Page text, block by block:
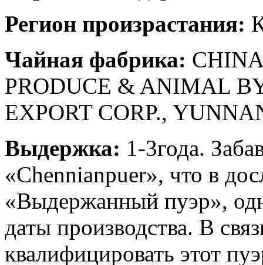
Регион произрастания:
Чайная фабрика:
PRODUCE & ANIMAL
EXPORT CORP.,
Выдержка: 1-3года.
«Сhennianpuer», что в
«Выдержанный пуэр»,
даты производства. В
квалифицировать этот